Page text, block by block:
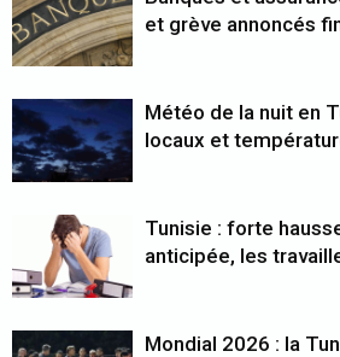
et grève annoncés
Météo de la nuit en
locaux et
Tunisie : forte
anticipée, les
Mondial 2026 : la